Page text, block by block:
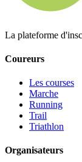
La plateforme
Coureurs
Les courses
Marche
Running
Trail
Triathlon
Organisateurs